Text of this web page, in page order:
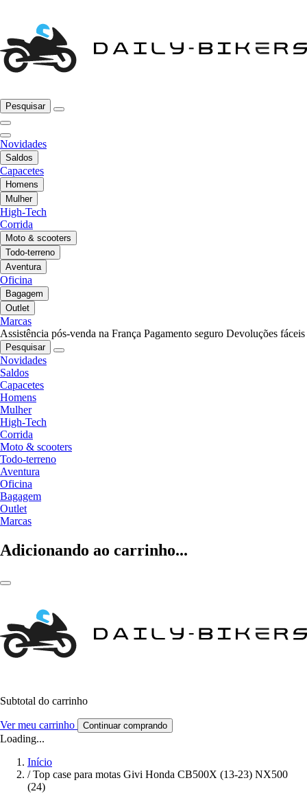
Pesquisar
Novidades
Saldos
Capacetes
Homens
Mulher
High-Tech
Corrida
Moto & scooters
Todo-terreno
Aventura
Oficina
Bagagem
Outlet
Marcas
Assistência pós-venda na França Pagamento seguro Devoluções fáceis
Pesquisar
Novidades
Saldos
Capacetes
Homens
Mulher
High-Tech
Corrida
Moto & scooters
Todo-terreno
Aventura
Oficina
Bagagem
Outlet
Marcas
Adicionando ao carrinho...
Subtotal do carrinho
Ver meu carrinho Continuar comprando
Loading...
Início
/ Top case para motas Givi Honda CB500X (13-23) NX500
(24)